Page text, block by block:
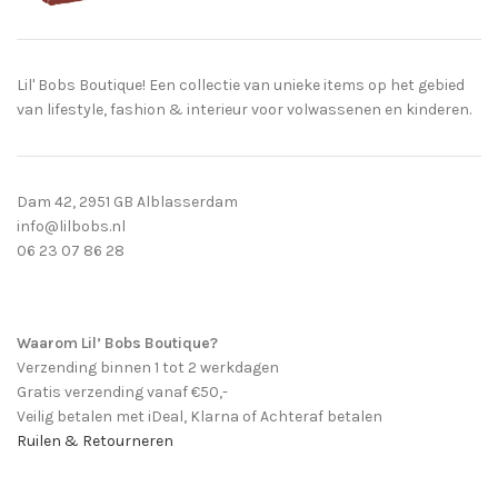
Lil' Bobs Boutique! Een collectie van unieke items op het gebied
van lifestyle, fashion & interieur voor volwassenen en kinderen.
Dam 42, 2951 GB Alblasserdam
info@lilbobs.nl
06 23 07 86 28
Waarom Lil’ Bobs Boutique?
Verzending binnen 1 tot 2 werkdagen
Gratis verzending vanaf €50,-
Veilig betalen met iDeal, Klarna of Achteraf betalen
Ruilen & Retourneren